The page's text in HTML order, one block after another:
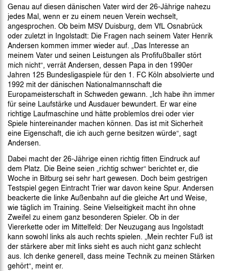
Genau auf diesen dänischen Vater wird der 26-Jährige nahezu
jedes Mal, wenn er zu einem neuen Verein wechselt,
angesprochen. Ob beim MSV Duisburg, dem VfL Osnabrück
oder zuletzt in Ingolstadt: Die Fragen nach seinem Vater Henrik
Andersen kommen immer wieder auf. „Das Interesse an
meinem Vater und seinen Leistungen als Profifußballer stört
mich nicht“, verrät Andersen, dessen Papa in den 1990er
Jahren 125 Bundesligaspiele für den 1. FC Köln absolvierte und
1992 mit der dänischen Nationalmannschaft die
Europameisterschaft in Schweden gewann. „Ich habe ihn immer
für seine Laufstärke und Ausdauer bewundert. Er war eine
richtige Laufmaschine und hätte problemlos drei oder vier
Spiele hintereinander machen können. Das ist mit Sicherheit
eine Eigenschaft, die ich auch gerne besitzen würde“, sagt
Andersen.
Dabei macht der 26-Jährige einen richtig fitten Eindruck auf
dem Platz. Die Beine seien „richtig schwer“ berichtet er, die
Woche in Bitburg sei sehr hart gewesen. Doch beim gestrigen
Testspiel gegen Eintracht Trier war davon keine Spur. Andersen
beackerte die linke Außenbahn auf die gleiche Art und Weise,
wie täglich im Training. Seine Vielseitigkeit macht ihn ohne
Zweifel zu einem ganz besonderen Spieler. Ob in der
Viererkette oder im Mittelfeld: Der Neuzugang aus Ingolstadt
kann sowohl links als auch rechts spielen. „Mein rechter Fuß ist
der stärkere aber mit links sieht es auch nicht ganz schlecht
aus. Ich denke generell, dass meine Technik zu meinen Stärken
gehört“, meint er.